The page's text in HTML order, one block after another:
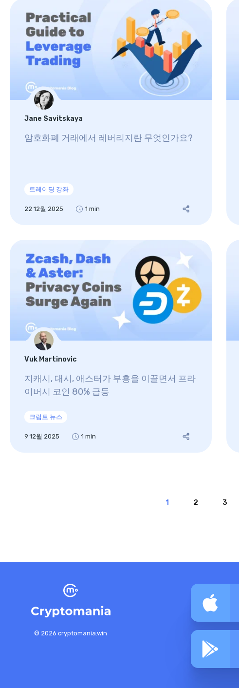
Jane Savitskaya
암호화폐 거래에서 레버리지란 무엇인가요?
트레이딩 강좌
22 12월 2025 1 min
Vuk Martinovic
지캐시, 대시, 애스터가 부흥을 이끌면서 프라
이버시 코인 80% 급등
크립토 뉴스
9 12월 2025 1 min
1 2 3
© 2026 cryptomania.win